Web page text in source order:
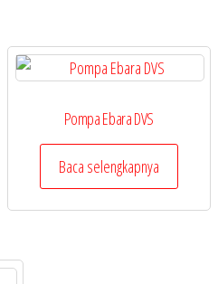
Pompa Ebara DVS
Baca selengkapnya